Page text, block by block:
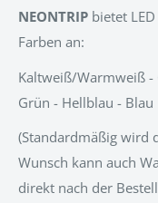
NEONTRIP bietet
Farben an:
Kaltweiß/Warmweiß -
Grün - Hellblau - Blau
(Standardmäßig wird
Wunsch kann auch
direkt nach der